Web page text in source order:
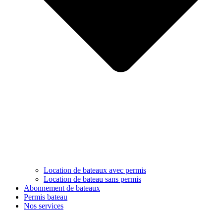
Location de bateaux avec permis
Location de bateau sans permis
Abonnement de bateaux
Permis bateau
Nos services